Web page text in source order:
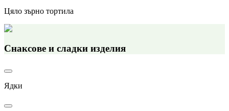
Цяло зърно тортила
Снаксове и сладки изделия
Ядки